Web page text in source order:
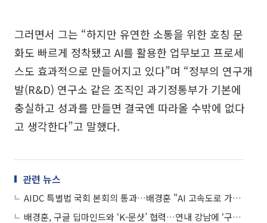
그러면서 그는 “하지만 유연한 소통을 위한 호칭 문
화도 빠르게 정착됐고 AI를 활용한 업무보고 프로세
스도 효과적으로 만들어지고 있다”며 “정부의 연구개
발(R&D) 연구소 같은 조직인 과기정통부가 기본에
충실하고 성과를 만들면 결국엔 따라올 수밖에 없다
고 생각한다”고 말했다.
관련 뉴스
AIDC 특별법 국회 본회의 통과…배경훈 "AI 고속도로 가속화"
배경훈, 구글 딥마인드와 ‘K-문샷’ 협력…연내 강남에 ‘구글 AI 캠퍼스’ 조성